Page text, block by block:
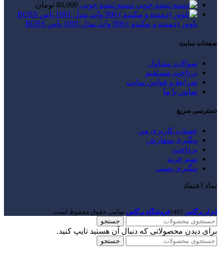
دسته تیشه چوبی 80,000 تومان
بلوور (دمنده و مکنده ) 900 وات مدل 1001 باس BOSS
صفحات سایت
سوالات متداول
پرداخت مستقیم
شرایط و قوانین سایت
تماس با ما
دسترسی سریع
حساب کاربری من
پیگیری سفارش
پرداخت
سبد خرید
پیگیری پستی
نماد اعتماد
ابزار پرگاس 1401فروشگاه پرگاس.تمامی حقوق محفوظ است.
جستجو
برای دیدن محصولاتی که دنبال آن هستید تایپ کنید.
جستجو